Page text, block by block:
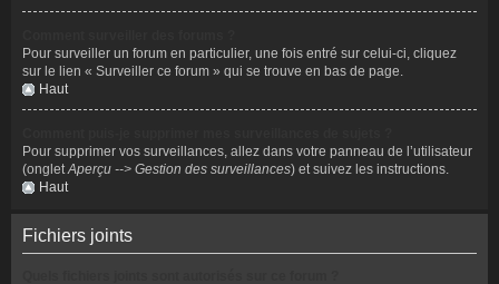
Pour surveiller un forum en particulier, une fois entré sur celui-ci, cliquez
sur le lien « Surveiller ce forum » qui se trouve en bas de page.
Haut
Pour supprimer vos surveillances, allez dans votre panneau de l’utilisateur
(ongletAperçu --> Gestion des surveillances) et suivez les instructions.
Haut
Fichiers joints